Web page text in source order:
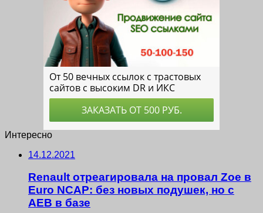
Интересно
14.12.2021
Renault отреагировала на провал Zoe в
Euro NCAP: без новых подушек, но с
AEB в базе